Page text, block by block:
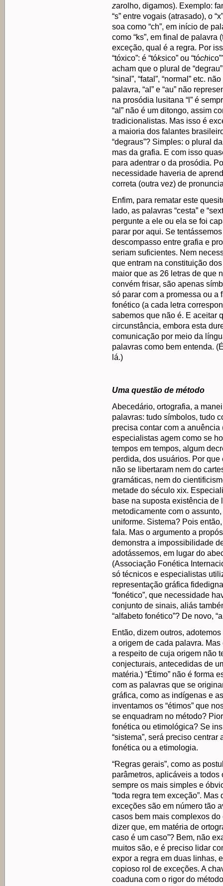
zarolho, digamos). Exemplo:
“s” entre vogais (atrasado), o
soa como “ch”, em início de
como “ks”, em final de palavra
exceção, qual é a regra. Por
“tóxico”: é “tóksico” ou “tóch
acham que o plural de
“sinal”, “fatal”, “normal” etc.
palavra, “al” e “au” não
na prosódia lusitana “l” é
“al” não é um ditongo, assim
tradicionalistas. Mas isso é
a maioria dos falantes
“degraus”? Simples: o plural
mas da grafia. E com isso
para adentrar o da prosódia.
necessidade haveria de
correta (outra vez) de
Enfim, para rematar este
lado, as palavras “cesta” e
pergunte a ele ou ela se foi
parar por aqui. Se
descompasso entre grafia e
seriam suficientes. Nem
que entram na constituição
maior que as 26 letras de que
convém frisar, são apenas
só parar com a promessa ou
fonético (a cada letra
sabemos que não é. E aceitar
circunstância, embora esta
comunicação por meio da
palavras como bem entenda.
lá.)
Uma questão de método
Abecedário, ortografia, a
palavras: tudo símbolos, tudo
precisa contar com a
especialistas agem como se
tempos em tempos, algum
perdida, dos usuários. Por
não se libertaram nem do
gramáticas, nem do
metade do século xix.
base na suposta existência
metodicamente com o
uniforme. Sistema? Pois
fala. Mas o argumento a
demonstra a impossibilidade
adotássemos, em lugar do
(Associação Fonética
só técnicos e especialistas
representação gráfica
“fonético”, que necessidade
conjunto de sinais, aliás
“alfabeto fonético”? De novo,
Então, dizem outros,
a origem de cada palavra.
a respeito de cuja origem não
conjecturais, antecedidas de
matéria.) “Étimo” não é forma
com as palavras que se
gráfica, como as indígenas e
inventamos os “étimos” que
se enquadram no método?
fonética ou etimológica? Se
“sistema”, será preciso
fonética ou a etimologia.
“Regras gerais”, como as
parâmetros, aplicáveis a
sempre os mais simples e
“toda regra tem exceção”.
exceções são em número tão
casos bem mais complexos
dizer que, em matéria de
caso é um caso”? Bem, não
muitos são, e é preciso lidar
expor a regra em duas linhas,
copioso rol de exceções. A
coaduna com o rigor do